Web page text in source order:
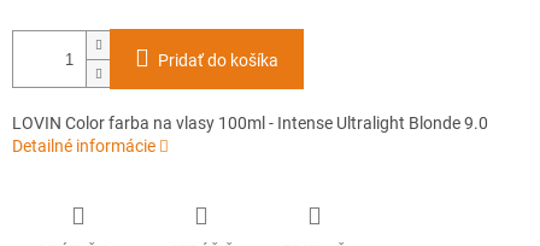
Pridať do košíka
LOVIN Color farba na vlasy 100ml - Intense Ultralight Blonde 9.0
Detailné informácie